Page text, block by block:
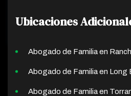
Ubicaciones
Abogado de Familia en
Abogado de Familia en Long
Abogado de Familia en